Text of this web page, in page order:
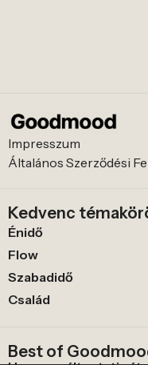
Impresszum
Általános Szerződési
Kedvenc
Énidő
Flow
Szabadidő
Család
Best of